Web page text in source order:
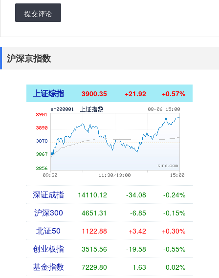
提交评论
沪深京指数
上证综指 3900.35 +21.92 +0.57%
深证成指 14110.12 -34.08 -0.24%
沪深300 4651.31 -6.85 -0.15%
北证50 1122.88 +3.42 +0.30%
创业板指 3515.56 -19.58 -0.55%
基金指数 7229.80 -1.63 -0.02%